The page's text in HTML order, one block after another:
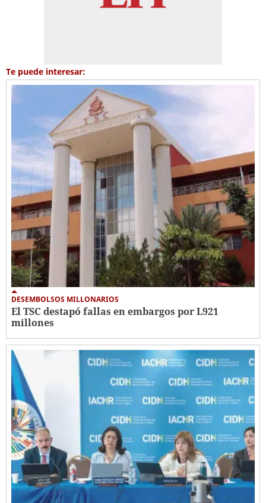
Te puede interesar:
DESEMBOLSOS MILLONARIOS
El TSC destapó fallas en embargos por L921
millones